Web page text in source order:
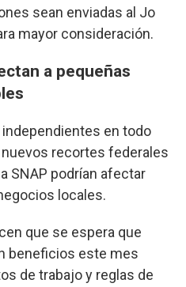
sean enviadas al Jo
mayor consideración.
a pequeñas
en todo
recortes federales
SNAP podrían afectar
locales.
que se espera que
beneficios este mes
de trabajo y reglas de